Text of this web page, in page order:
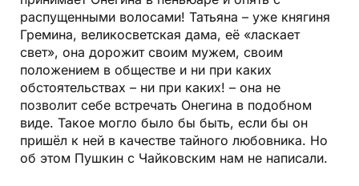
распущенными волосами! Татьяна – уже княгиня
Гремина, великосветская дама, её «ласкает
свет», она дорожит своим мужем, своим
положением в обществе и ни при каких
обстоятельствах – ни при каких! – она не
позволит себе встречать Онегина в подобном
виде. Такое могло было бы быть, если бы он
пришёл к ней в качестве тайного любовника. Но
об этом Пушкин с Чайковским нам не написали.